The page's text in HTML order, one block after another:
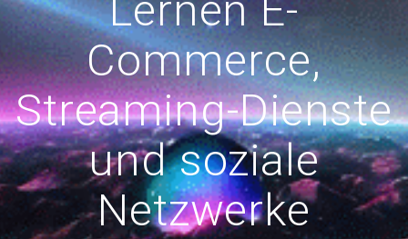
Commerce,
Streaming-Dienste
und soziale
Netzwerke